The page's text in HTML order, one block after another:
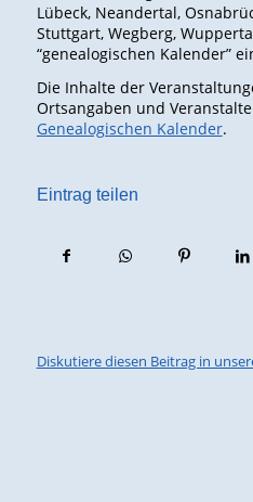
Lübeck, Neandertal,
Stuttgart, Wegberg,
“genealogischen Kalender”
Die Inhalte der
Ortsangaben und
Genealogischen Kalender.
Eintrag teilen
Diskutiere diesen Beitrag in